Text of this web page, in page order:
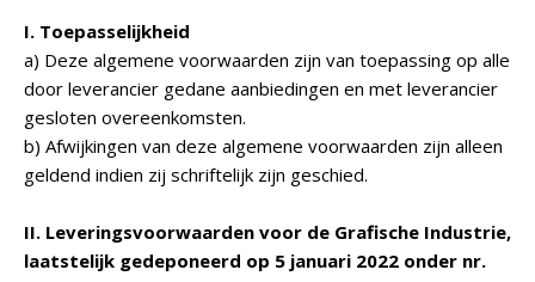
I. Toepasselijkheid
a) Deze algemene voorwaarden zijn van toepassing op alle
door leverancier gedane aanbiedingen en met leverancier
gesloten overeenkomsten.
b) Afwijkingen van deze algemene voorwaarden zijn alleen
geldend indien zij schriftelijk zijn geschied.
II. Leveringsvoorwaarden voor de Grafische Industrie,
laatstelijk gedeponeerd op 5 januari 2022 onder nr.